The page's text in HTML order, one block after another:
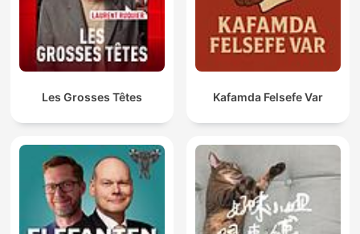
Les Grosses Têtes Kafamda Felsefe Var